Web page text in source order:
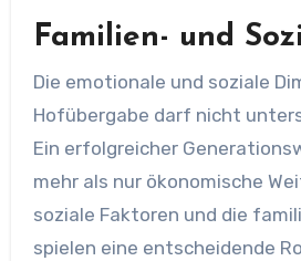
Familien- und
Die emotionale und soziale
Hofübergabe darf nicht
Ein erfolgreicher
mehr als nur ökonomische
soziale Faktoren und die
spielen eine entscheidende